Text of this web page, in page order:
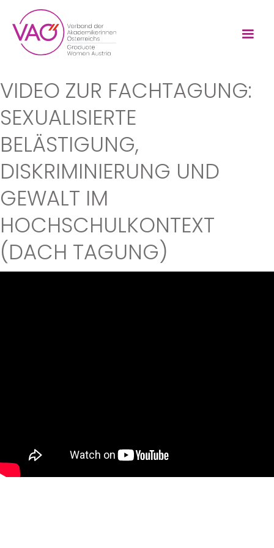
VIDEO ZUR FACHTAGUNG:
SEXUALISIERTE
BELÄSTIGUNG,
DISKRIMINIERUNG UND
GEWALT IM
HOCHSCHULKONTEXT
(DACH TAGUNG)